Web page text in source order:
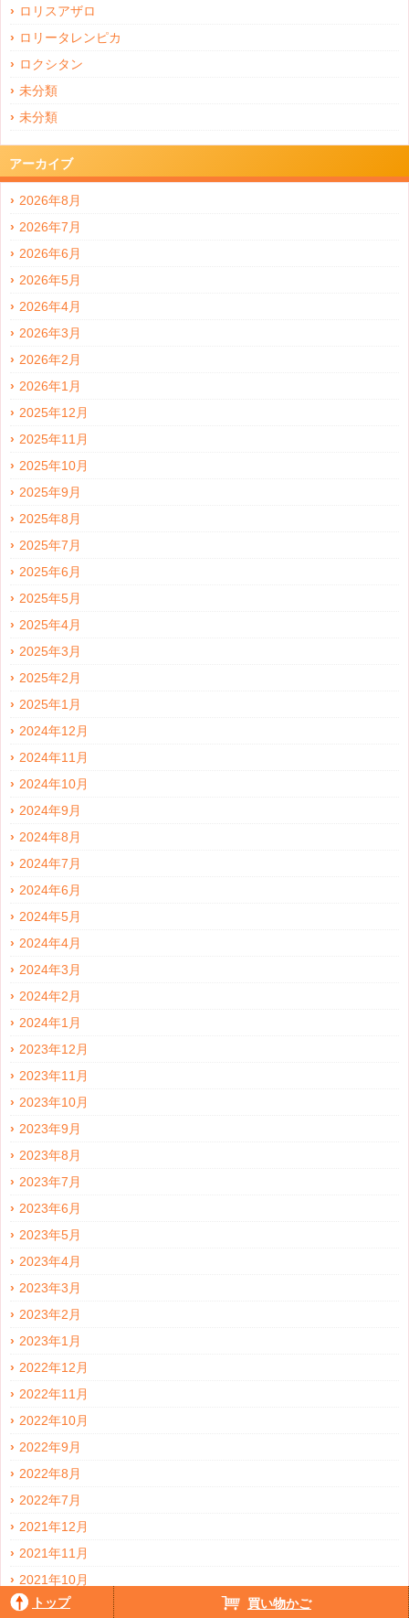
ロリスアザロ
ロリータレンピカ
ロクシタン
未分類
未分類
アーカイブ
2026年8月
2026年7月
2026年6月
2026年5月
2026年4月
2026年3月
2026年2月
2026年1月
2025年12月
2025年11月
2025年10月
2025年9月
2025年8月
2025年7月
2025年6月
2025年5月
2025年4月
2025年3月
2025年2月
2025年1月
2024年12月
2024年11月
2024年10月
2024年9月
2024年8月
2024年7月
2024年6月
2024年5月
2024年4月
2024年3月
2024年2月
2024年1月
2023年12月
2023年11月
2023年10月
2023年9月
2023年8月
2023年7月
2023年6月
2023年5月
2023年4月
2023年3月
2023年2月
2023年1月
2022年12月
2022年11月
2022年10月
2022年9月
2022年8月
2022年7月
2021年12月
2021年11月
2021年10月
2021年9月
トップ 買い物かご